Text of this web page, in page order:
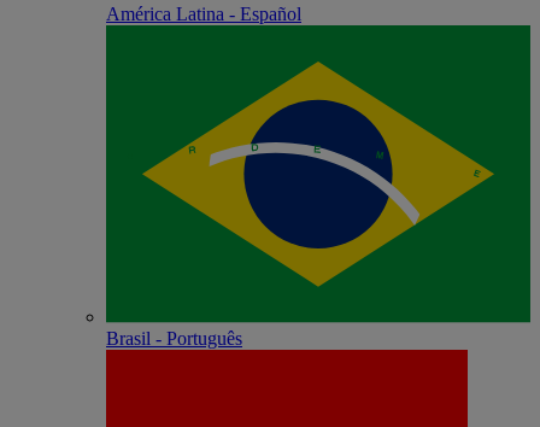
América Latina - Español
Brasil - Português